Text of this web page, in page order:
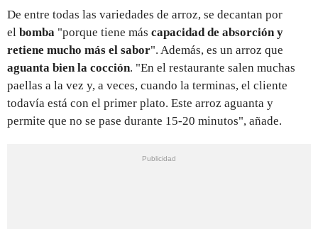
De entre todas las variedades de arroz, se decantan por
el bomba "porque tiene más capacidad de absorción y
retiene mucho más el sabor". Además, es un arroz que
aguanta bien la cocción. "En el restaurante salen muchas
paellas a la vez y, a veces, cuando la terminas, el cliente
todavía está con el primer plato. Este arroz aguanta y
permite que no se pase durante 15-20 minutos", añade.